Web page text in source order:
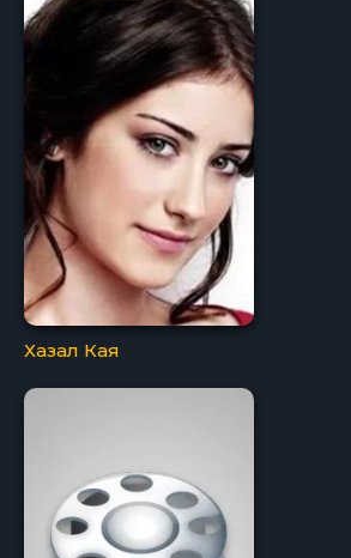
Хазал Кая